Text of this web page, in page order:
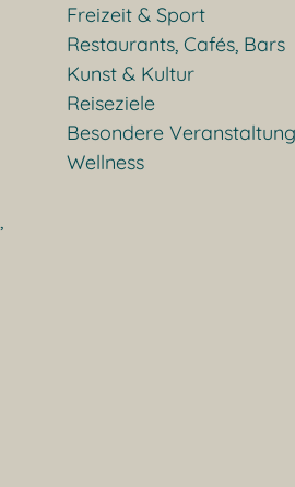
Freizeit & Sport
Restaurants, Cafés, Bars
Kunst & Kultur
Reiseziele
Besondere
Wellness